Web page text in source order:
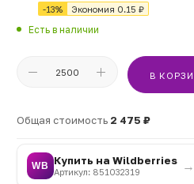
-13% Экономия 0.15 ₽
Есть в наличии
В
Общая стоимость 2 475 ₽
WB Купить на Wildberries
Артикул: 851032319 →